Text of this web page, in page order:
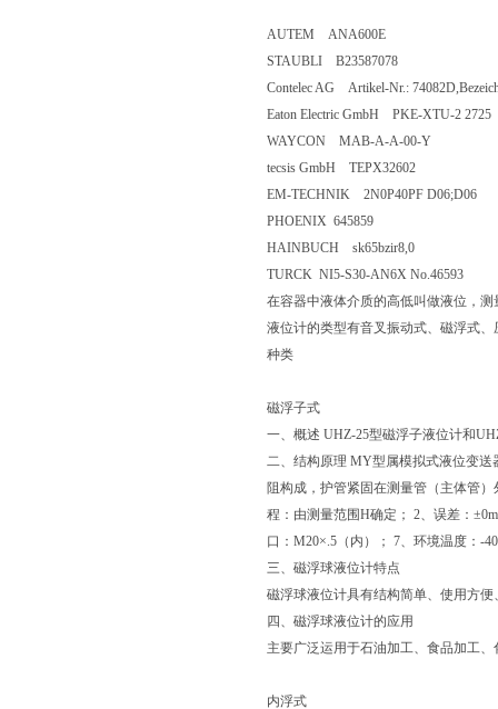
AUTEM ANA600E
STAUBLI B23587078
Contelec AG Artikel-Nr.:
Eaton Electric GmbH PKE-XTU-2 2725
WAYCON MAB-A-A-00-Y
tecsis GmbH TEPX32602
EM-TECHNIK 2N0P40PF D06;D06
PHOENIX 645859
HAINBUCH sk65bzir8,0
TURCK NI5-S30-AN6X No.46593
在容器中液体介质的高低叫做液位，
液位计的类型有音叉振动式、磁浮式
种类
磁浮子式
一、概述 UHZ-25型磁浮子液位计和
二、结构原理 MY型属模拟式液位变
阻构成，护管紧固在测量管（主体管
程：由测量范围H确定； 2、误差：
口：M20×.5（内）； 7、环境温度：-
三、磁浮球液位计特点
磁浮球液位计具有结构简单、使用方
四、磁浮球液位计的应用
主要广泛运用于石油加工、食品加工
内浮式